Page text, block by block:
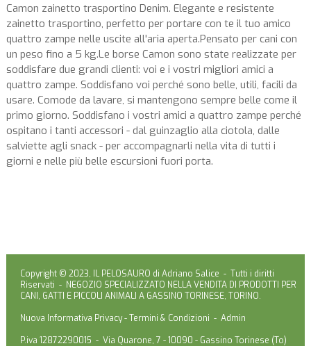
Camon zainetto trasportino Denim. Elegante e resistente
zainetto trasportino, perfetto per portare con te il tuo amico
quattro zampe nelle uscite all'aria aperta.Pensato per cani con
un peso fino a 5 kg.Le borse Camon sono state realizzate per
soddisfare due grandi clienti: voi e i vostri migliori amici a
quattro zampe. Soddisfano voi perché sono belle, utili, facili da
usare. Comode da lavare, si mantengono sempre belle come il
primo giorno. Soddisfano i vostri amici a quattro zampe perché
ospitano i tanti accessori - dal guinzaglio alla ciotola, dalle
salviette agli snack - per accompagnarli nella vita di tutti i
giorni e nelle più belle escursioni fuori porta.
Copyright © 2023, IL PELOSAURO di Adriano Salice - Tutti i diritti
Riservati - NEGOZIO SPECIALIZZATO NELLA VENDITA DI PRODOTTI PER
CANI, GATTI E PICCOLI ANIMALI A GASSINO TORINESE, TORINO.
Nuova Informativa Privacy-Termini & Condizioni - Admin
P.iva 12872290015 - Via Quarone, 7 - 10090 - Gassino Torinese (To)